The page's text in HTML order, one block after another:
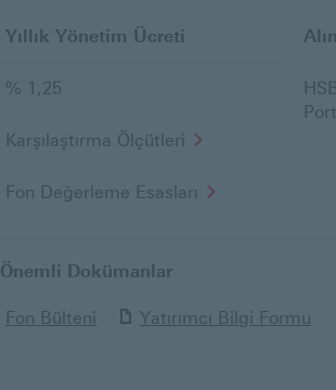
Yıllık Yönetim Ücreti
% 1,25
Karşılaştırma Ölçütleri
Fon Değerleme Esasları
Önemli Dokümanlar
Fon Bülteni Yatırımcı Bilgi Formu